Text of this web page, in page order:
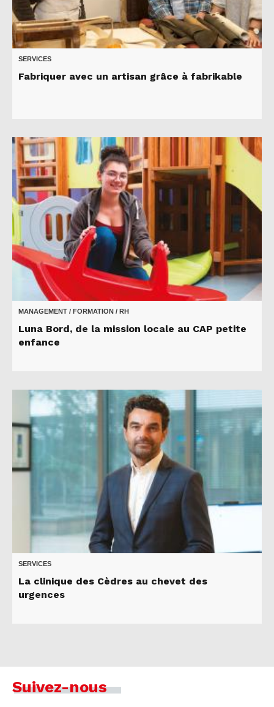
SERVICES
Fabriquer avec un artisan grâce à fabrikable
MANAGEMENT / FORMATION / RH
Luna Bord, de la mission locale au CAP petite
enfance
SERVICES
La clinique des Cèdres au chevet des
urgences
Suivez-nous